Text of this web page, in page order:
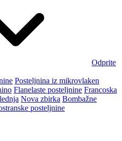
Odprite
Posteljnina iz mikrovlaken
Flanelaste posteljnine Francoska
Nova zbirka Bombažne
posteljnine